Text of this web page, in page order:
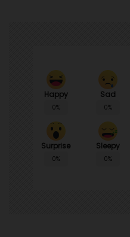
Happy
0%
Sad
0%
Surprise
0%
Sleepy
0%